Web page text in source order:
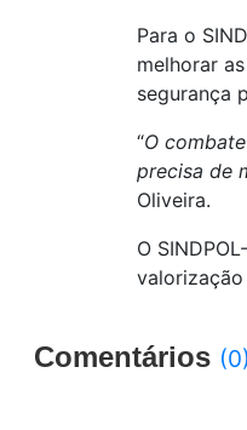
Para o
melhorar
segurança
“O
precisa de
Oliveira.
O
Comentários (0)